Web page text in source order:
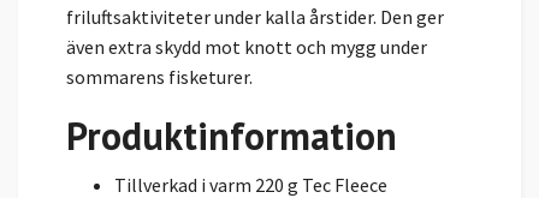
friluftsaktiviteter under kalla årstider. Den ger
även extra skydd mot knott och mygg under
sommarens fisketurer.
Produktinformation
Tillverkad i varm 220 g Tec Fleece